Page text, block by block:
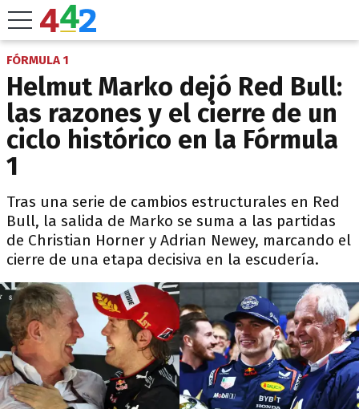
FÓRMULA 1
Helmut Marko dejó Red Bull:
las razones y el cierre de un
ciclo histórico en la Fórmula
1
Tras una serie de cambios estructurales en Red
Bull, la salida de Marko se suma a las partidas
de Christian Horner y Adrian Newey, marcando el
cierre de una etapa decisiva en la escudería.